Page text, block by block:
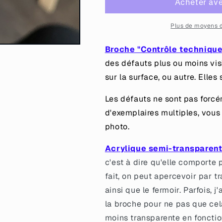
&quot;Pas
enfiler
perles&quot;
en
semi-
transparente
avec
des
noirs
Broche
&quot;Pas
enfiler
perles&quot;
en
semi-
transparente
avec
noirs
Plus de moyens
Broche "Contrôle
des défauts plus ou moins
sur la surface, ou autre.
Les défauts ne sont pas
d'exemplaires multiples,
photo.
Acrylique semi-
c'est à dire qu'elle comporte
fait, on peut apercevoir par
ainsi que le fermoir. Parfois,
la broche pour ne pas que
moins transparente en